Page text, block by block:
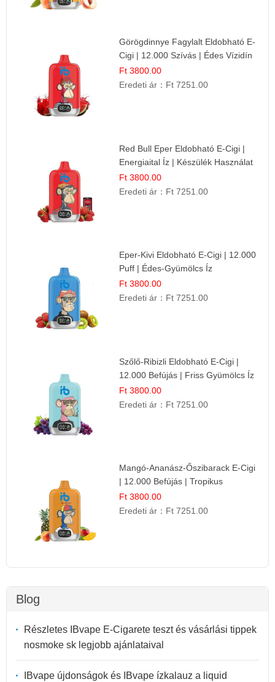
Görögdinnye Fagylalt Eldobható E-
Cigi | 12.000 Szívás | Édes Vízidín
Íz
Ft 3800.00
Eredeti ár： Ft 7251.00
Red Bull Eper Eldobható E-Cigi |
Energiaital Íz | Készülék Használat
Ft 3800.00
Eredeti ár： Ft 7251.00
Eper-Kivi Eldobható E-Cigi | 12.000
Puff | Édes-Gyümölcs Íz
Ft 3800.00
Eredeti ár： Ft 7251.00
Szőlő-Ribizli Eldobható E-Cigi |
12.000 Befújás | Friss Gyümölcs Íz
Ft 3800.00
Eredeti ár： Ft 7251.00
Mangó-Ananász-Őszibarack E-Cigi
| 12.000 Befújás | Tropikus
Gyümölcs Íz
Ft 3800.00
Eredeti ár： Ft 7251.00
Blog
Részletes IBvape E-Cigarete teszt és vásárlási tippek
nosmoke sk legjobb ajánlataival
IBvape újdonságok és IBvape ízkalauz a liquid